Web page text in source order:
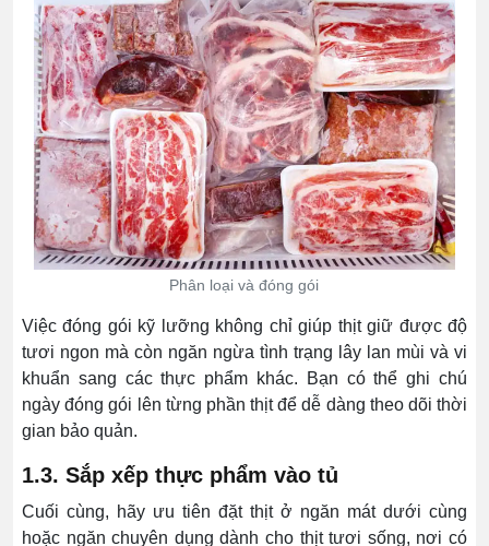
Phân loại và đóng gói
Việc đóng gói kỹ lưỡng không chỉ giúp thịt giữ được độ
tươi ngon mà còn ngăn ngừa tình trạng lây lan mùi và vi
khuẩn sang các thực phẩm khác. Bạn có thể ghi chú
ngày đóng gói lên từng phần thịt để dễ dàng theo dõi thời
gian bảo quản.
1.3. Sắp xếp thực phẩm vào tủ
Cuối cùng, hãy ưu tiên đặt thịt ở ngăn mát dưới cùng
hoặc ngăn chuyên dụng dành cho thịt tươi sống, nơi có